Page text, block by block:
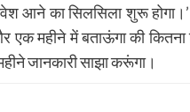
आने का सिलसिला शुरू
एक महीने में बताऊंगा की
जानकारी साझा करूंगा।